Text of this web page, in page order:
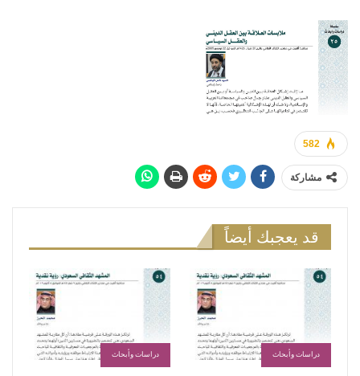
582
مشاركة
قد يعجبك أيضاً
دراسات وأبحاث دراسات وأبحاث